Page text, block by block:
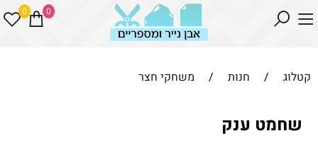
0 0
קטלוג / חנות / משחקי חצר
שחמט ענק